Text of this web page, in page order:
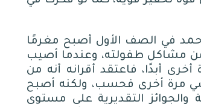
في الصف الأول أصبح مغرمًا
من مشاكل طفولته، وعندما أصيب
أبدًا، فاعتقد أقرانه أنه من
مرة أخرى فحسب، ولكنه أصبح
والجوائز التقديرية على مستوى